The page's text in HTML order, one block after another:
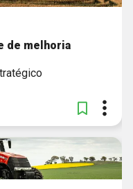
de melhoria